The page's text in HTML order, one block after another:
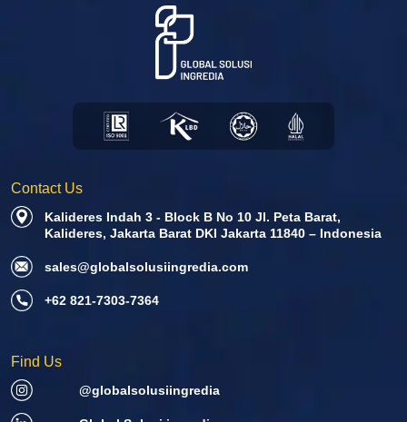
Contact Us
Kalideres Indah 3 - Block B No 10 Jl. Peta Barat,
Kalideres, Jakarta Barat DKI Jakarta 11840 – Indonesia
sales@globalsolusiingredia.com
+62 821-7303-7364
Find Us
@globalsolusiingredia